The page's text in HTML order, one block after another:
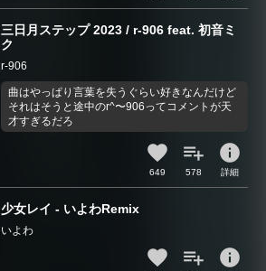
三日月ステップ 2023 / r-906 feat. 初音ミ
ク
r-906
曲はやっぱり言葉を失うぐらい好きなんだけど
それはそうと途中のr^〜906ってコメントが天
才すぎるだろ
649 578
info
詳細
少女レイ - いよわRemix
いよわ
info